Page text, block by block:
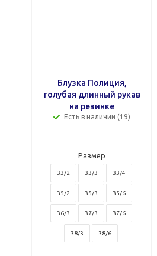
Блузка Полиция,
голубая длинный рукав
на резинке
Есть в наличии (19)
Размер
33/2 33/3 33/4
35/2 35/3 35/6
36/3 37/3 37/6
38/3 38/6